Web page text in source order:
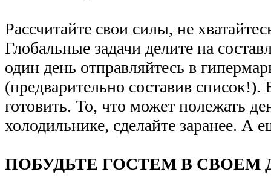
Рассчитайте свои силы, не
Глобальные задачи делите на
один день отправляйтесь в
(предварительно составив список!).
готовить. То, что может полежать
холодильнике, сделайте заранее. А
ПОБУДЬТЕ ГОСТЕМ В СВОЕМ